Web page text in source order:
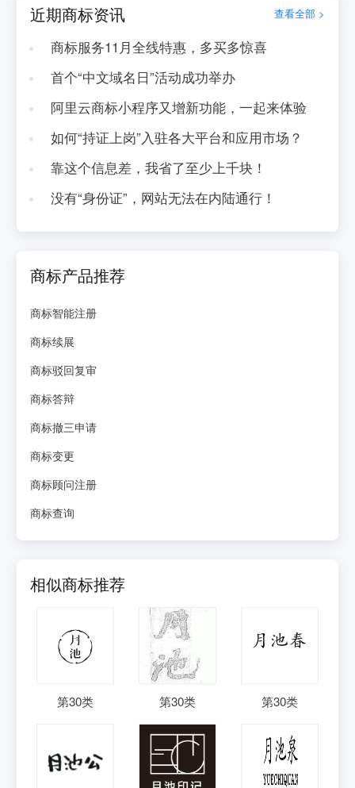
近期商标资讯 查看全部 >
商标服务11月全线特惠，多买多惊喜
首个“中文域名日”活动成功举办
阿里云商标小程序又增新功能，一起来体验
如何“持证上岗”入驻各大平台和应用市场？
靠这个信息差，我省了至少上千块！
没有“身份证”，网站无法在内陆通行！
商标产品推荐
商标智能注册
商标续展
商标驳回复审
商标答辩
商标撤三申请
商标变更
商标顾问注册
商标查询
相似商标推荐
第30类 第30类 第30类